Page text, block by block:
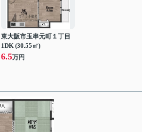
東大阪市玉串元町１丁目
1DK (30.55㎡)
6.5万円